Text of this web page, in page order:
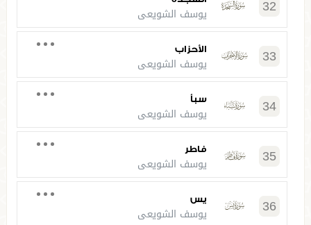
32 يوسف الشويعي
33 الأحزاب
يوسف الشويعي
34 سبأ
يوسف الشويعي
35 فاطر
يوسف الشويعي
36 يس
يوسف الشويعي